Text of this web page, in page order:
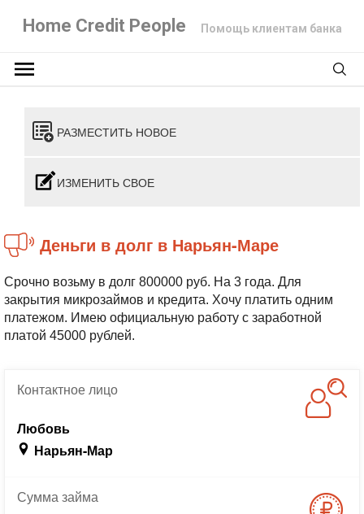
Home Credit People Помощь клиентам банка
РАЗМЕСТИТЬ НОВОЕ
ИЗМЕНИТЬ СВОЕ
Деньги в долг в Нарьян-Маре
Срочно возьму в долг 800000 руб. На 3 года. Для
закрытия микрозаймов и кредита. Хочу платить одним
платежом. Имею официальную работу с заработной
платой 45000 рублей.
Контактноелицо
Любовь
Нарьян-Мар
Суммазайма